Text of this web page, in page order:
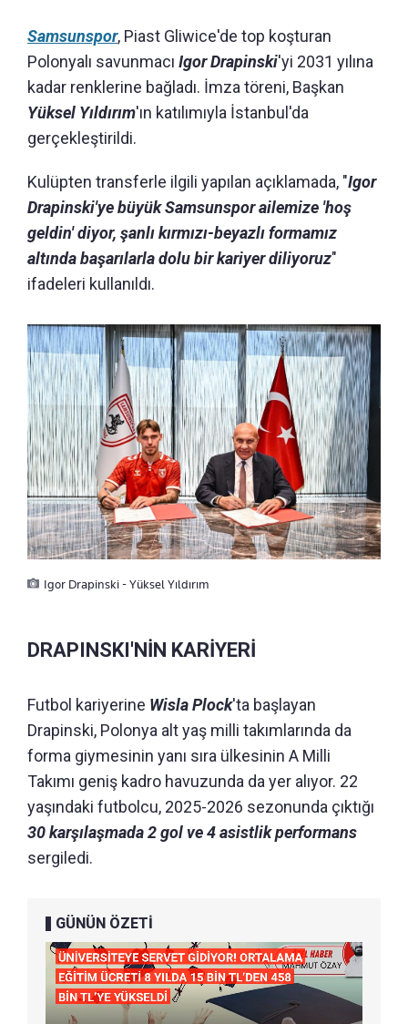
Samsunspor, Piast Gliwice'de top koşturan
Polonyalı savunmacı Igor Drapinski'yi 2031 yılına
kadar renklerine bağladı. İmza töreni, Başkan
Yüksel Yıldırım'ın katılımıyla İstanbul'da
gerçekleştirildi.
Kulüpten transferle ilgili yapılan açıklamada, "Igor
Drapinski'ye büyük Samsunspor ailemize 'hoş
geldin' diyor, şanlı kırmızı-beyazlı formamız
altında başarılarla dolu bir kariyer diliyoruz"
ifadeleri kullanıldı.
Igor Drapinski - Yüksel Yıldırım
DRAPINSKI'NİN KARİYERİ
Futbol kariyerine Wisla Plock'ta başlayan
Drapinski, Polonya alt yaş milli takımlarında da
forma giymesinin yanı sıra ülkesinin A Milli
Takımı geniş kadro havuzunda da yer alıyor. 22
yaşındaki futbolcu, 2025-2026 sezonunda çıktığı
30 karşılaşmada 2 gol ve 4 asistlik performans
sergiledi.
GÜNÜN ÖZETİ